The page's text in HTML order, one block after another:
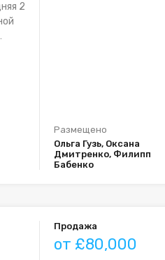
2
Размещено
Ольга Гузь, Оксана
Дмитренко, Филипп
Бабенко
Продажа
от £80,000